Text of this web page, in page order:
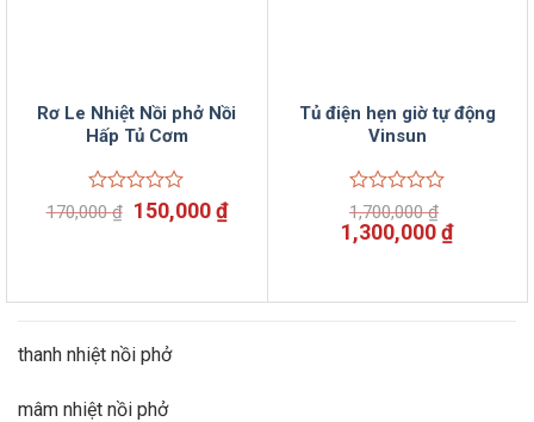
Rơ Le Nhiệt Nồi phở Nồi
Hấp Tủ Cơm
Được
xếp
sao
170,000₫ Giá
150,000₫Giá
hiện
150,000 ₫.
Tủ điện hẹn giờ tự động
Vinsun
Được
xếp
hạng
sao
1,700,000₫
Giá
gốc
1,700,000 ₫.
1,300,000₫Giá
là:
thanh nhiệt nồi phở
mâm nhiệt nồi phở